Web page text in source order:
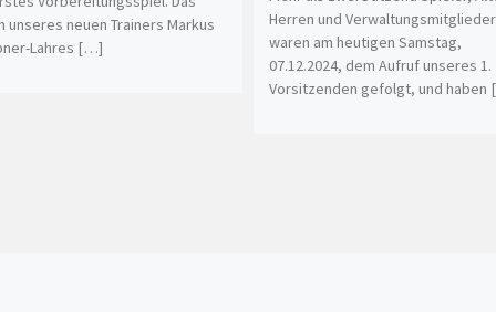
unseres neuen Trainers Markus
Lahres […]
Herren und Verwaltungsmitglieder
waren am heutigen Samstag,
07.12.2024, dem Aufruf unseres 1.
Vorsitzenden gefolgt, und